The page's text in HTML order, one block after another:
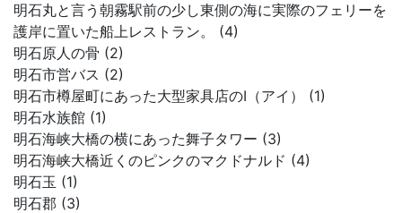
明石丸と言う朝霧駅前の少し東側の海に実際のフェリーを
護岸に置いた船上レストラン。 (4)
明石原人の骨 (2)
明石市営バス (2)
明石市樽屋町にあった大型家具店のI（アイ） (1)
明石水族館 (1)
明石海峡大橋の横にあった舞子タワー (3)
明石海峡大橋近くのピンクのマクドナルド (4)
明石玉 (1)
明石郡 (3)